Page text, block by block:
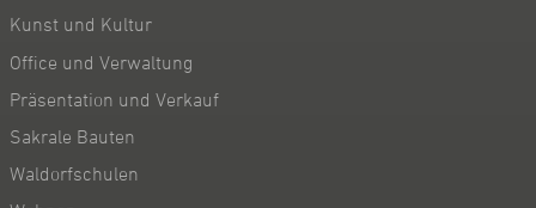
Kunst und Kultur
Office und Verwaltung
Präsentation und Verkauf
Sakrale Bauten
Waldorfschulen